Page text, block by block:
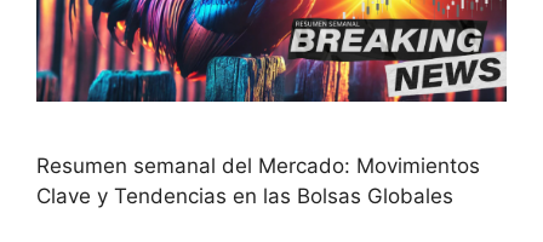
Resumen semanal del Mercado: Movimientos
Clave y Tendencias en las Bolsas Globales